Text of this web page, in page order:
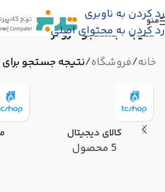
رد کردن به ناوبری
رد کردن به محتوای اصلی
منو
نتیجه جستجو “روتر”
خانه/فروشگاه/نتیجه جستجو برای
کالای دیجیتال
5 محصول